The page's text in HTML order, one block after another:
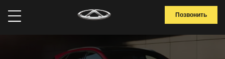
Позвонить